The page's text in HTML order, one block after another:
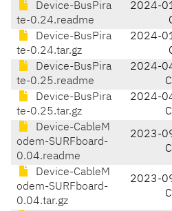
Device-BusPira
te-0.24.readme
2024-
Device-BusPira
te-0.24.tar.gz
2024-
Device-BusPira
te-0.25.readme
2024-
Device-BusPira
te-0.25.tar.gz
2024-
Device-CableM
odem-SURFboard-
0.04.readme
2023-
Device-CableM
odem-SURFboard-
0.04.tar.gz
2023-